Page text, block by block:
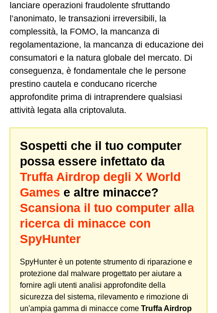
lanciare operazioni fraudolente sfruttando
l’anonimato, le transazioni irreversibili, la
complessità, la FOMO, la mancanza di
regolamentazione, la mancanza di educazione dei
consumatori e la natura globale del mercato. Di
conseguenza, è fondamentale che le persone
prestino cautela e conducano ricerche
approfondite prima di intraprendere qualsiasi
attività legata alla criptovaluta.
Sospetti che il tuo computer
possa essere infettato da
Truffa Airdrop degli X World
Games e altre minacce?
Scansiona il tuo computer alla
ricerca di minacce con
SpyHunter
SpyHunter è un potente strumento di riparazione e
protezione dal malware progettato per aiutare a
fornire agli utenti analisi approfondite della
sicurezza del sistema, rilevamento e rimozione di
un'ampia gamma di minacce come Truffa Airdrop